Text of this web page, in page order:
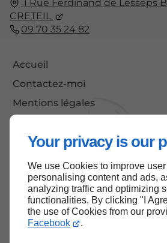
Your privacy is our
We use Cookies to improve
personalising content and ads,
analyzing traffic and optimizing
functionalities. By clicking "I
the use of Cookies from our
Facebook
.
1 Rue Ferdinand de Lesseps
CRETEIL
09 70 35 24 82
Accueil
Contactez-moi
Mentions légales
Haut de